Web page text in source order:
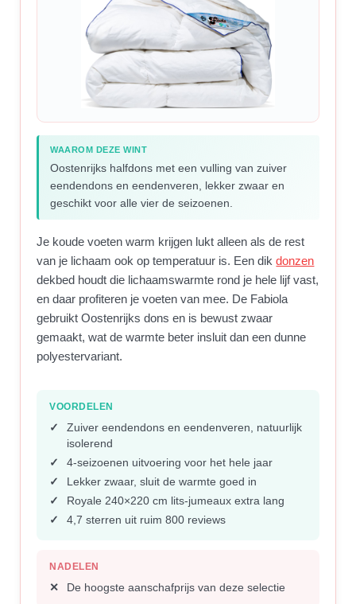
WAAROM DEZE WINT
Oostenrijks halfdons met een vulling van zuiver
eendendons en eendenveren, lekker zwaar en
geschikt voor alle vier de seizoenen.
Je koude voeten warm krijgen lukt alleen als de rest
van je lichaam ook op temperatuur is. Een dikdonzen
dekbed houdt die lichaamswarmte rond je hele lijf vast,
en daar profiteren je voeten van mee. De Fabiola
gebruikt Oostenrijks dons en is bewust zwaar
gemaakt, wat de warmte beter insluit dan een dunne
polyestervariant.
VOORDELEN
Zuiver eendendons en eendenveren, natuurlijk
isolerend
4-seizoenen uitvoering voor het hele jaar
Lekker zwaar, sluit de warmte goed in
Royale 240×220 cm lits-jumeaux extra lang
4,7 sterren uit ruim 800 reviews
NADELEN
De hoogste aanschafprijs van deze selectie